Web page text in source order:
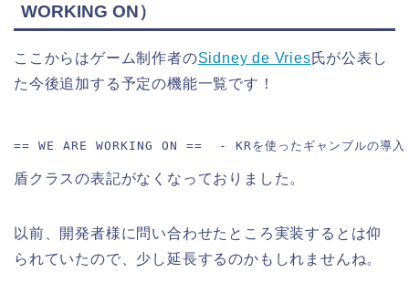
WORKING ON）
ここからはゲーム制作者のSidney de Vries氏が公表し
た今後追加する予定の機能一覧です！
== WE ARE WORKING ON ==  - KRを使ったギャンブルの
盾クラスの表記がなくなっておりました。
以前、開発者様に問い合わせたところ実装するとは仰
られていたので、少し延長するのかもしれませんね。